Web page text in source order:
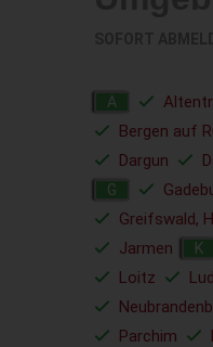
A
Bergen auf
Dargun
G
Greifswald,
Jarmen K
Loitz
Parchim